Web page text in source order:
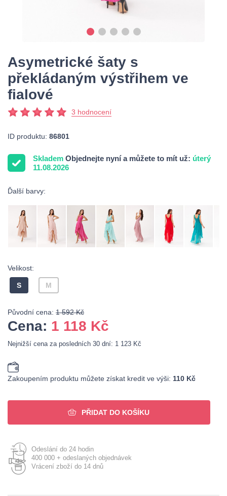
Asymetrické šaty s
překládaným výstřihem ve
fialové
3 hodnocení
ID produktu: 86801
Skladem Objednejte nyní a můžete to mít už: úterý
11.08.2026
Ďalší barvy:
Velikost:
S M
Původní cena: 1 592 Kč
Cena: 1 118 Kč
Nejnižší cena za posledních 30 dní: 1 123 Kč
Zakoupením produktu můžete získat kredit ve výši: 110 Kč
PŘIDAT DO KOŠÍKU
Odeslání do 24 hodin
400 000 + odeslaných objednávek
Vrácení zboží do 14 dnů